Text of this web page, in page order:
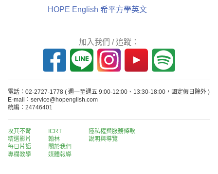
HOPE English 希平方學英文
加入我們 / 追蹤：
電話：02-2727-1778 ( 週一至週五 9:00-12:00、13:30-18:00，國定假日除外 )
E-mail：service@hopenglish.com
統編：24746401
攻其不背
精選影片
每日片語
專欄教學
ICRT
翰林
關於我們
媒體報導
隱私權與服務條款
說明與導覽